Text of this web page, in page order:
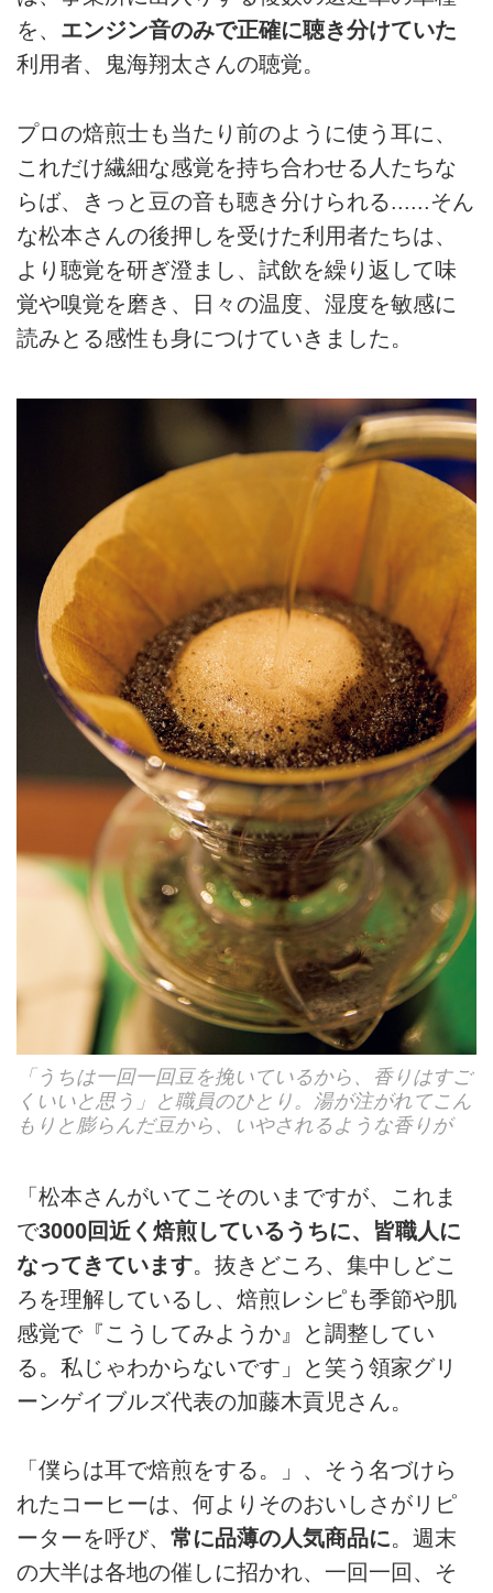
を、 エンジン音のみで正確に聴き分けていた
利用者、鬼海翔太さんの聴覚。
プロの焙煎士も当たり前のように使う耳に、
これだけ繊細な感覚を持ち合わせる人たちな
らば、きっと豆の音も聴き分けられる......そん
な松本さんの後押しを受けた利用者たちは、
より聴覚を研ぎ澄まし、試飲を繰り返して味
覚や嗅覚を磨き、日々の温度、湿度を敏感に
読みとる感性も身につけていきました。
「うちは一回一回豆を挽いているから、香りはすご
くいいと思う」と職員のひとり。湯が注がれてこん
もりと膨らんだ豆から、いやされるような香りが
「松本さんがいてこそのいまですが、これま
で3000回近く焙煎しているうちに、皆職人に
なってきています。抜きどころ、集中しどこ
ろを理解しているし、焙煎レシピも季節や肌
感覚で『こうしてみようか』と調整してい
る。私じゃわからないです」と笑う領家グリ
ーンゲイブルズ代表の加藤木貢児さん。
「僕らは耳で焙煎をする。」、そう名づけら
れたコーヒーは、何よりそのおいしさがリピ
ーターを呼び、 常に品薄の人気商品に。週末
の大半は各地の催しに招かれ、一回一回、そ